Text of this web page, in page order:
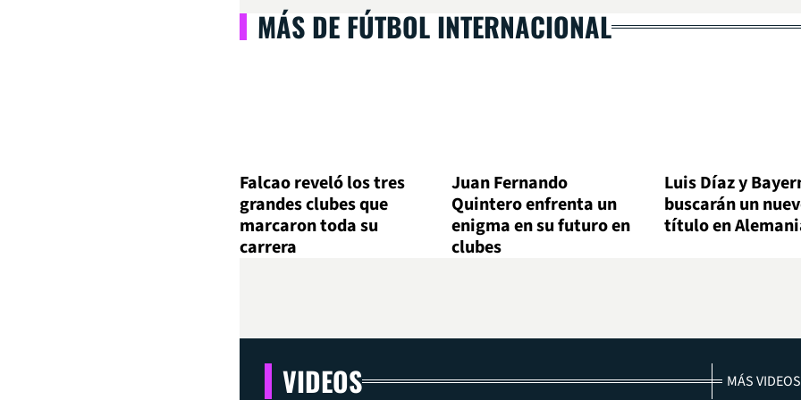
MÁS DE FÚTBOL INTERNACIONAL
Falcao reveló los tres
grandes clubes que
marcaron toda su
carrera
Juan Fernando
Quintero enfrenta un
enigma en su futuro en
clubes
Luis Díaz y
buscarán un
título en
VIDEOS MÁS VIDEOS